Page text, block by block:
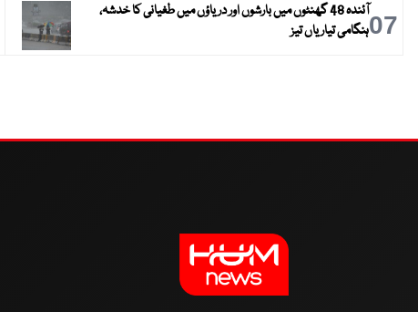
07
آئندہ 48 گھنٹوں میں بارشوں اور دریاؤں میں طغیانی کا خدشہ،
ہنگامی تیاریاں تیز